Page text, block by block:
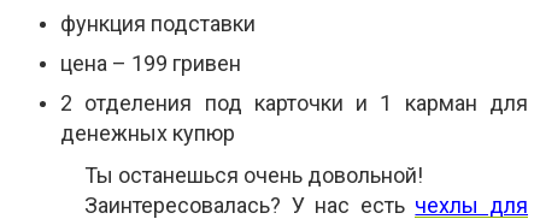
функция подставки
цена – 199 гривен
2 отделения под карточки и 1 карман для
денежных купюр
Ты останешься очень довольной!
Заинтересовалась? У нас есть чехлы для